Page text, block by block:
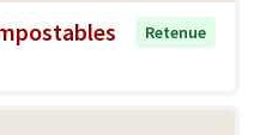
Retenue